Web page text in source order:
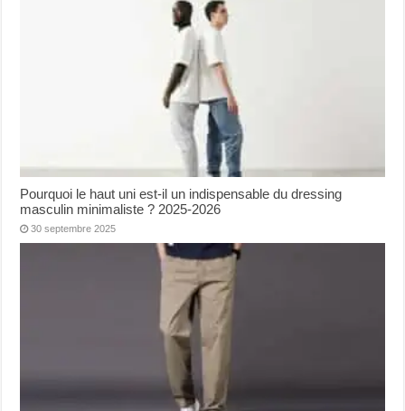
Pourquoi le haut uni est-il un indispensable du dressing
masculin minimaliste ? 2025-2026
30 septembre 2025